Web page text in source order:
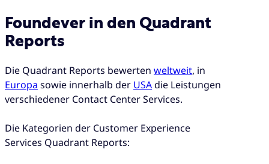
Foundever in den Quadrant
Reports
Die Quadrant Reports bewerten weltweit, in
Europa sowie innerhalb der USAdie Leistungen
verschiedener Contact Center Services.
Die Kategorien der Customer Experience
Services Quadrant Reports: